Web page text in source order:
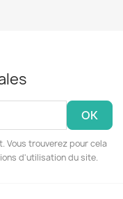
Vous trouverez pour cela
d'utilisation du site.